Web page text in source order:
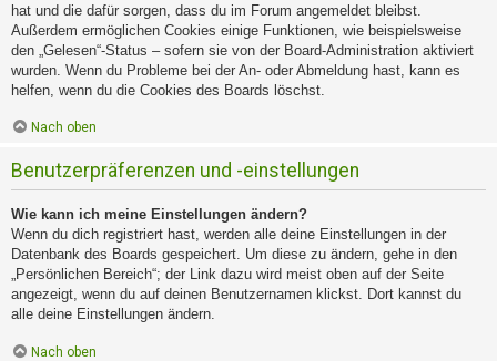
hat und die dafür sorgen, dass du im Forum angemeldet bleibst.
Außerdem ermöglichen Cookies einige Funktionen, wie beispielsweise
den „Gelesen“-Status – sofern sie von der Board-Administration aktiviert
wurden. Wenn du Probleme bei der An- oder Abmeldung hast, kann es
helfen, wenn du die Cookies des Boards löschst.
Nach oben
Benutzerpräferenzen und -einstellungen
Wie kann ich meine Einstellungen ändern?
Wenn du dich registriert hast, werden alle deine Einstellungen in der
Datenbank des Boards gespeichert. Um diese zu ändern, gehe in den
„Persönlichen Bereich“; der Link dazu wird meist oben auf der Seite
angezeigt, wenn du auf deinen Benutzernamen klickst. Dort kannst du
alle deine Einstellungen ändern.
Nach oben